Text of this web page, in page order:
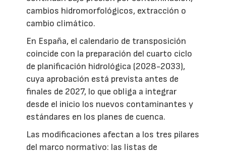
cambios hidromorfológicos, extracción o
cambio climático.
En España, el calendario de transposición
coincide con la preparación del cuarto ciclo
de planificación hidrológica (2028-2033),
cuya aprobación está prevista antes de
finales de 2027, lo que obliga a integrar
desde el inicio los nuevos contaminantes y
estándares en los planes de cuenca.
Las modificaciones afectan a los tres pilares
del marco normativo: las listas de